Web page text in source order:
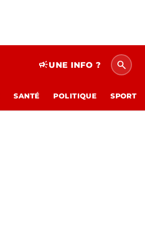
campaignUNE INFO ? search
SANTÉ POLITIQUE SPORT